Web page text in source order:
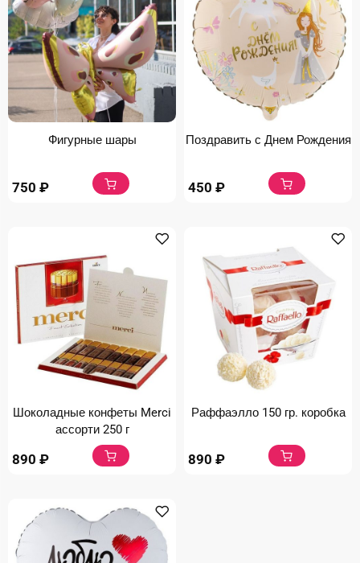
Фигурные шары
750 ₽
Поздравить с Днем Рождения
450 ₽
Шоколадные конфеты Merci
ассорти 250 г
890 ₽
Раффаэлло 150 гр. коробка
890 ₽